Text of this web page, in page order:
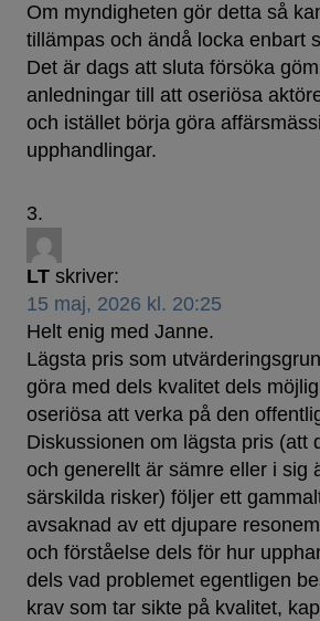
Om myndigheten gör detta så
tillämpas och ändå locka enbart
Det är dags att sluta försöka
anledningar till att oseriösa
och istället börja göra
upphandlingar.
LT skriver:
15 maj, 2026 kl. 20:25
Helt enig med Janne.
Lägsta pris som
göra med dels kvalitet dels
oseriösa att verka på den
Diskussionen om lägsta pris (att
och generellt är sämre eller i sig
särskilda risker) följer ett
avsaknad av ett djupare
och förståelse dels för hur
dels vad problemet egentligen
krav som tar sikte på kvalitet,